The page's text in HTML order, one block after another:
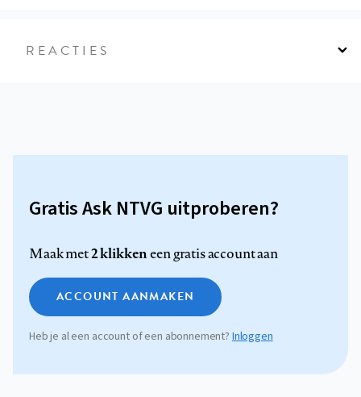
REACTIES
Gratis Ask NTVG uitproberen?
Maak met2 klikkeneen gratis account aan
ACCOUNT AANMAKEN
Heb je al een account of een abonnement?Inloggen